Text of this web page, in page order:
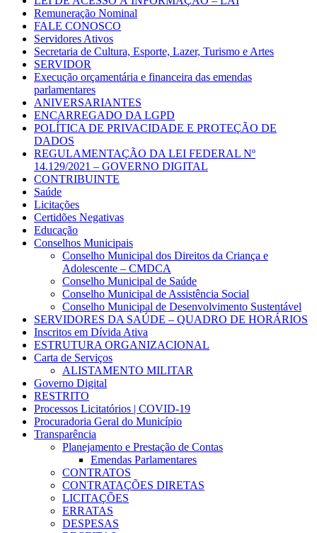
Remuneração Nominal
FALE CONOSCO
Servidores Ativos
Secretaria de Cultura, Esporte, Lazer, Turismo e Artes
SERVIDOR
Execução orçamentária e financeira das emendas
parlamentares
ANIVERSARIANTES
ENCARREGADO DA LGPD
POLÍTICA DE PRIVACIDADE E PROTEÇÃO DE
DADOS
REGULAMENTAÇÃO DA LEI FEDERAL Nº
14.129/2021 – GOVERNO DIGITAL
CONTRIBUINTE
Saúde
Licitações
Certidões Negativas
Educação
Conselhos Municipais
Conselho Municipal dos Direitos da Criança e
Adolescente – CMDCA
Conselho Municipal de Saúde
Conselho Municipal de Assistência Social
Conselho Municipal de Desenvolvimento Sustentável
SERVIDORES DA SAÚDE – QUADRO DE HORÁRIOS
Inscritos em Dívida Ativa
ESTRUTURA ORGANIZACIONAL
Carta de Serviços
ALISTAMENTO MILITAR
Governo Digital
RESTRITO
Processos Licitatórios | COVID-19
Procuradoria Geral do Município
Transparência
Planejamento e Prestação de Contas
Emendas Parlamentares
CONTRATOS
CONTRATAÇÕES DIRETAS
LICITAÇÕES
ERRATAS
DESPESAS